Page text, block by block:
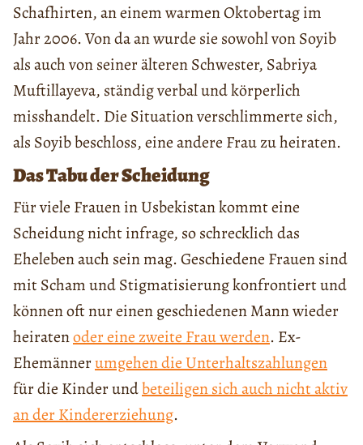
Schafhirten, an einem warmen Oktobertag im
Jahr 2006. Von da an wurde sie sowohl von Soyib
als auch von seiner älteren Schwester, Sabriya
Muftillayeva, ständig verbal und körperlich
misshandelt. Die Situation verschlimmerte sich,
als Soyib beschloss, eine andere Frau zu heiraten.
Das Tabu der Scheidung
Für viele Frauen in Usbekistan kommt eine
Scheidung nicht infrage, so schrecklich das
Eheleben auch sein mag. Geschiedene Frauen sind
mit Scham und Stigmatisierung konfrontiert und
können oft nur einen geschiedenen Mann wieder
heiratenoder eine zweite Frau werden. Ex-
Ehemännerumgehen die Unterhaltszahlungen
für die Kinder undbeteiligen sich auch nicht aktiv
an der Kindererziehung.